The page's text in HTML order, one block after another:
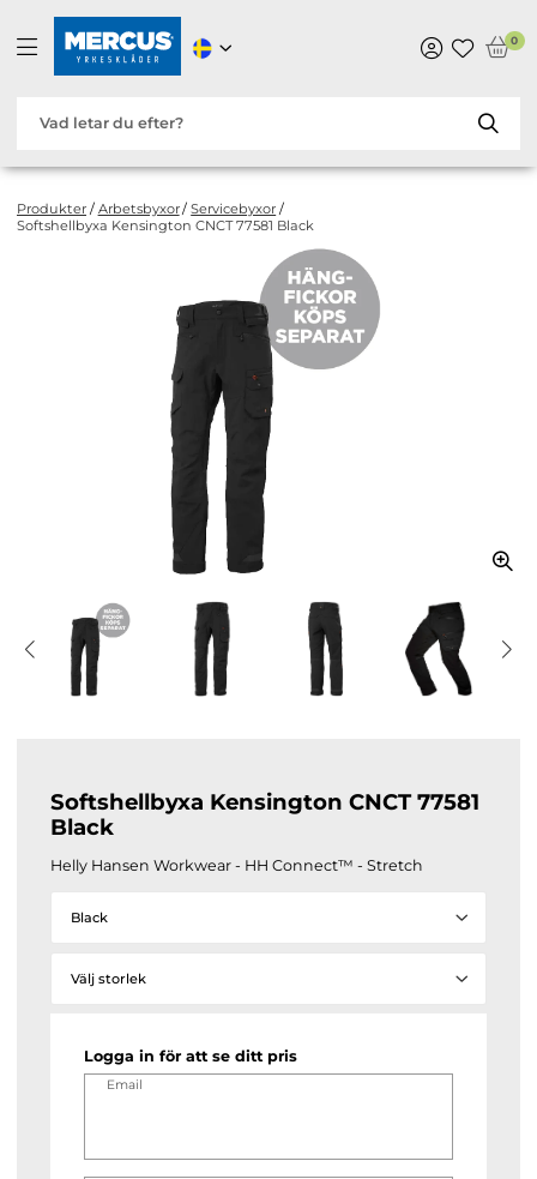
0
Produkter / Arbetsbyxor/ Servicebyxor /
Softshellbyxa Kensington CNCT 77581 Black
Softshellbyxa Kensington CNCT 77581
Black
Helly Hansen Workwear - HH Connect™ - Stretch
Black
Välj storlek
Logga in för att se ditt pris
Email